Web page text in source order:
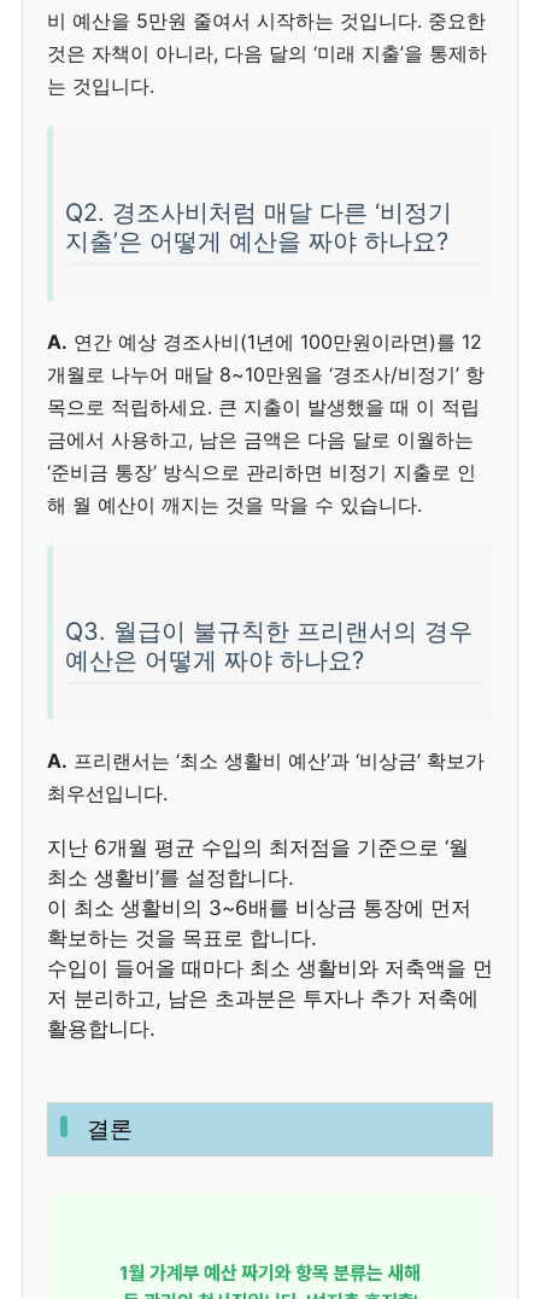
비 예산을 5만원 줄여서 시작하는 것입니다. 중요한
것은 자책이 아니라, 다음 달의 ‘미래 지출’을 통제하
는 것입니다.
Q2. 경조사비처럼 매달 다른 ‘비정기
지출’은 어떻게 예산을 짜야 하나요?
A. 연간 예상 경조사비(1년에 100만원이라면)를 12
개월로 나누어 매달 8~10만원을 ‘경조사/비정기’ 항
목으로 적립하세요. 큰 지출이 발생했을 때 이 적립
금에서 사용하고, 남은 금액은 다음 달로 이월하는
‘준비금 통장’ 방식으로 관리하면 비정기 지출로 인
해 월 예산이 깨지는 것을 막을 수 있습니다.
Q3. 월급이 불규칙한 프리랜서의 경우
예산은 어떻게 짜야 하나요?
A. 프리랜서는 ‘최소 생활비 예산’과 ‘비상금’ 확보가
최우선입니다.
지난 6개월 평균 수입의 최저점을 기준으로 ‘월
최소 생활비’를 설정합니다.
이 최소 생활비의 3~6배를 비상금 통장에 먼저
확보하는 것을 목표로 합니다.
수입이 들어올 때마다 최소 생활비와 저축액을 먼
저 분리하고, 남은 초과분은 투자나 추가 저축에
활용합니다.
결론